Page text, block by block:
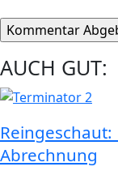
AUCH GUT:
Reingeschaut:
Abrechnung